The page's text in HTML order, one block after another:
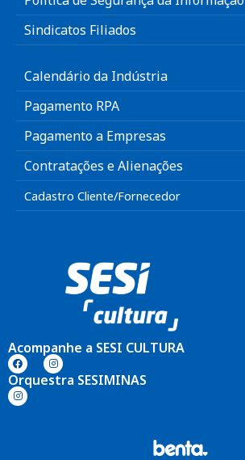
Sindicatos Filiados
Calendário da Indústria
Pagamento RPA
Pagamento a Empresas
Contratações e Alienações
Cadastro Cliente/Fornecedor
Acompanhe a SESI CULTURA
Orquestra SESIMINAS